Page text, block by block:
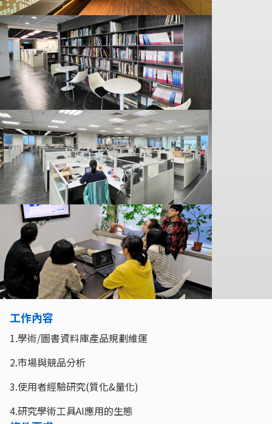
工作內容
1.學術/圖書資料庫產品規劃維運
2.市場與競品分析
3.使用者經驗研究(質化&量化)
4.研究學術工具AI應用的生態